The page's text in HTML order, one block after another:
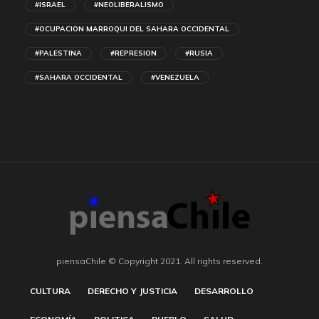
#ISRAEL #NEOLIBERALISMO
#OCUPACION MARROQUI DEL SAHARA OCCIDENTAL
#PALESTINA #REPRESION #RUSIA
#SAHARA OCCIDENTAL #VENEZUELA
piensaChile © Copyright 2021. All rights reserved.
CULTURA DERECHO Y JUSTICIA DESARROLLO